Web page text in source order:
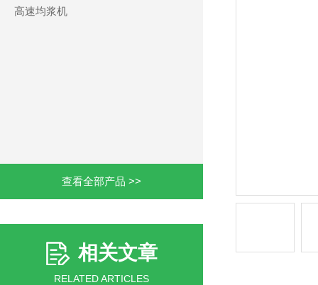
高速均浆机
查看全部产品 >>
相关文章
RELATED ARTICLES